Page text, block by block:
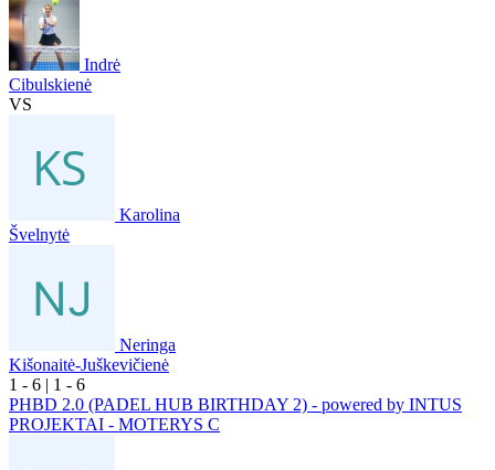
Indrė
Cibulskienė
VS
Karolina
Švelnytė
Neringa
Kišonaitė-Juškevičienė
1 - 6 | 1 - 6
PHBD 2.0 (PADEL HUB BIRTHDAY 2) - powered by INTUS
PROJEKTAI - MOTERYS C